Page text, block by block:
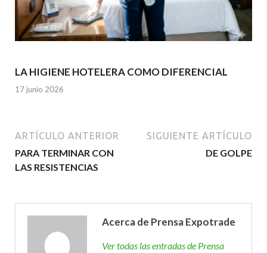
LA HIGIENE HOTELERA COMO DIFERENCIAL
17 junio 2026
ARTÍCULO ANTERIOR
PARA TERMINAR CON
LAS RESISTENCIAS
SIGUIENTE ARTÍCULO
DE GOLPE
Acerca de Prensa Expotrade
Ver todas las entradas de Prensa